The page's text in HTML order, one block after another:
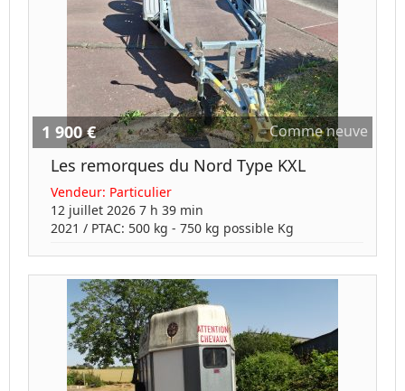
1 900 € Comme neuve
Les remorques du Nord Type KXL
Vendeur: Particulier
12 juillet 2026 7 h 39 min
2021 / PTAC: 500 kg - 750 kg possible Kg